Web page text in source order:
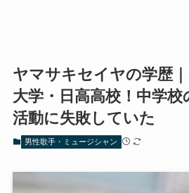
ヤマサキセイヤの学歴
大学・日高高校！中学校
活動に失敗していた
男性歌手・ミュージシャン